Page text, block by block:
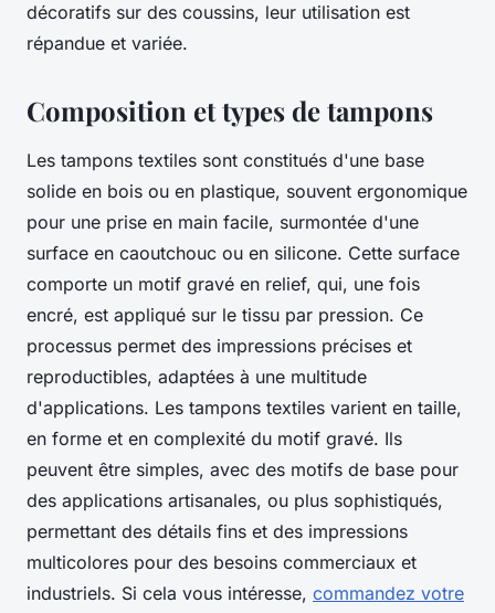
décoratifs sur des coussins, leur utilisation est
répandue et variée.
Composition et types de tampons
Les tampons textiles sont constitués d'une base
solide en bois ou en plastique, souvent ergonomique
pour une prise en main facile, surmontée d'une
surface en caoutchouc ou en silicone. Cette surface
comporte un motif gravé en relief, qui, une fois
encré, est appliqué sur le tissu par pression. Ce
processus permet des impressions précises et
reproductibles, adaptées à une multitude
d'applications. Les tampons textiles varient en taille,
en forme et en complexité du motif gravé. Ils
peuvent être simples, avec des motifs de base pour
des applications artisanales, ou plus sophistiqués,
permettant des détails fins et des impressions
multicolores pour des besoins commerciaux et
industriels. Si cela vous intéresse, commandez votre